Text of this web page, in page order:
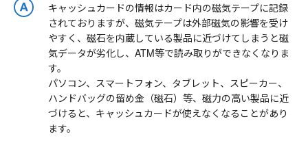
キャッシュカードの情報はカード内の磁気テープに記録
されておりますが、磁気テープは外部磁気の影響を受け
やすく、磁石を内蔵している製品に近づけてしまうと磁
気データが劣化し、ATM等で読み取りができなくなりま
す。
パソコン、スマートフォン、タブレット、スピーカー、
ハンドバッグの留め金（磁石）等、磁力の高い製品に近
づけると、キャッシュカードが使えなくなることがあり
ます。